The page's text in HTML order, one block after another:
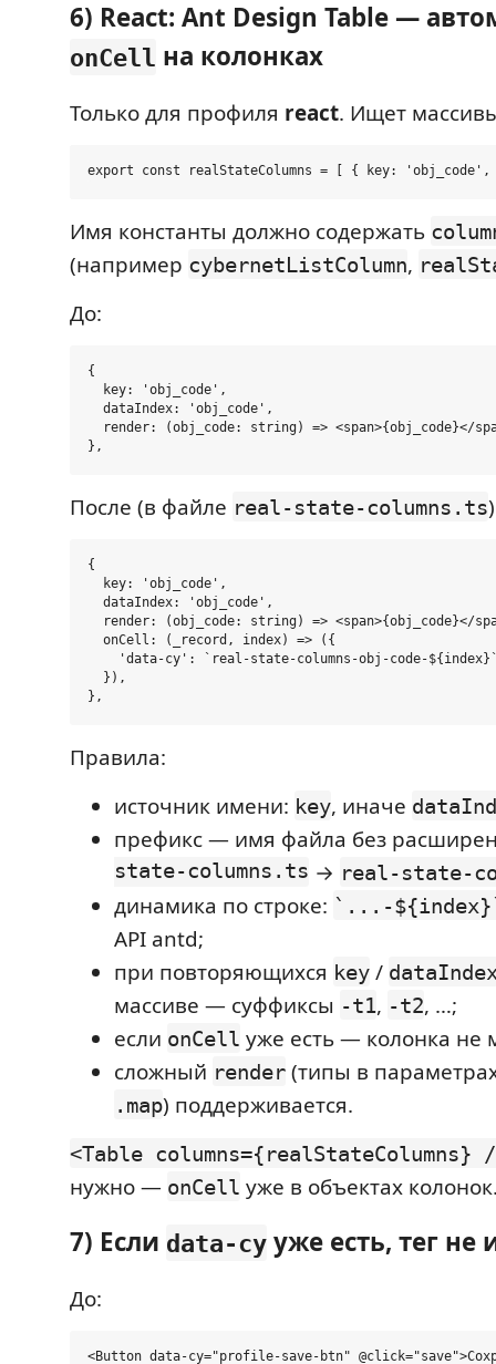
6) React: Ant Design Table —
onCell на колонках
Только для профиля react. Ищет
Имя константы должно содержать
(например cybernetListColumn,
До:
{
  key: 'obj_code',
  dataIndex: 'obj_code',
render: (obj_code: string) => <span>{obj_code}</
После (в файле real-state-columns.ts
{
  key: 'obj_code',
  dataIndex: 'obj_code',
render: (obj_code: string) => <span>{obj_code}</
  onCell: (_record, index) => ({
'data-cy': `real-state-columns-obj-code-
  }),
Правила:
источник имени: key, иначе
префикс — имя файла без
state-columns.ts → real-state-
динамика по строке: `...-
API antd;
при повторяющихся key /
массиве — суффиксы -t1, -t2, …;
если onCell уже есть — колонка не
сложный render (типы в
.map) поддерживается.
<Table columns={realStateColumns}
нужно — onCell уже в объектах
7) Если data-cy уже есть, тег не
До: